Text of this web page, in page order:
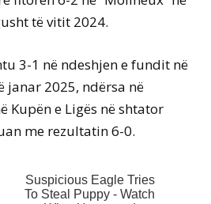
të vitit 2024.
3-1 në ndeshjen e fundit në
janar 2025, ndërsa në
Kupën e Ligës në shtator
me rezultatin 6-0.